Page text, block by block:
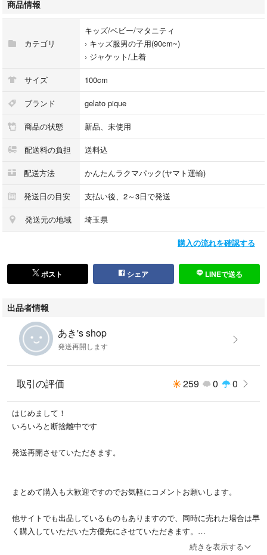
商品情報
カテゴリ
キッズ/ベビー/マタニティ
› キッズ服男の子用(90cm~)
› ジャケット/上着
サイズ 100cm
ブランド gelato pique
商品の状態 新品、未使用
配送料の負担 送料込
配送方法 かんたんラクマパック(ヤマト運輸)
発送日の目安 支払い後、2～3日で発送
発送元の地域 埼玉県
購入の流れを確認する
ポスト シェア LINEで送る
出品者情報
あき's shop
発送再開します
取引の評価 259 0 0
はじめまして！
いろいろと断捨離中です
発送再開させていただきます。
まとめて購入も大歓迎ですのでお気軽にコメントお願いします。
他サイトでも出品しているものもありますので、同時に売れた場合は早
く購入していただいた方優先にさせていただきます。
続きを表示する